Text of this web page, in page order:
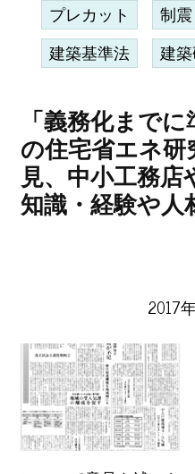
プレカット 制震
建築基準法 建
「義務化まで
の住宅省エネ研
見、中小工務
知識・経験や人
2017